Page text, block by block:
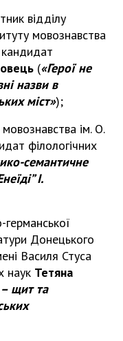
відділу
мовознавства
(«Герої не
назви в
міст»);
ім. О.
філологічних
семантичне
І.
Донецького
Василя Стуса
наук Тетяна
– щит та